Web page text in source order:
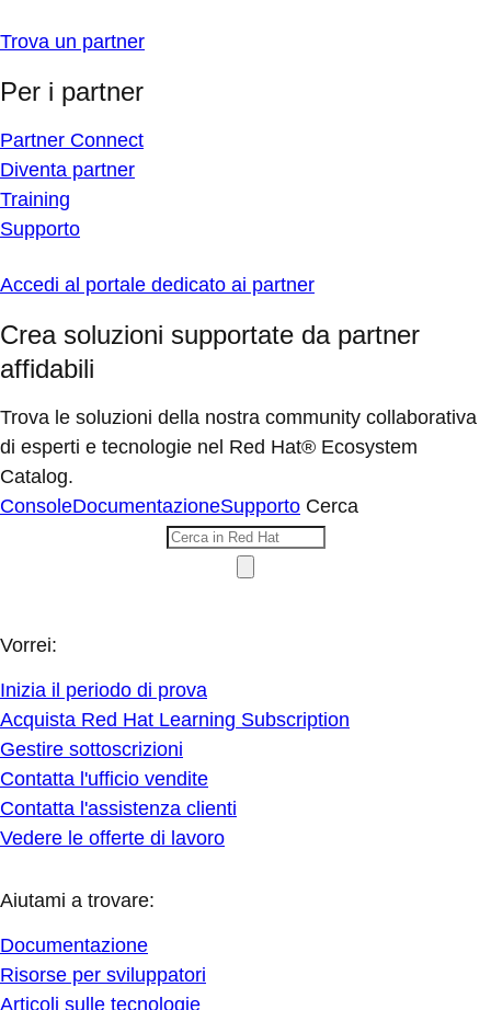
Trova un partner
Per i partner
Partner Connect
Diventa partner
Training
Supporto
Accedi al portale dedicato ai partner
Crea soluzioni supportate da partner
affidabili
Trova le soluzioni della nostra community collaborativa
di esperti e tecnologie nel Red Hat® Ecosystem
Catalog.
ConsoleDocumentazioneSupporto Cerca
Vorrei:
Inizia il periodo di prova
Acquista Red Hat Learning Subscription
Gestire sottoscrizioni
Contatta l'ufficio vendite
Contatta l'assistenza clienti
Vedere le offerte di lavoro
Aiutami a trovare:
Documentazione
Risorse per sviluppatori
Articoli sulle tecnologie